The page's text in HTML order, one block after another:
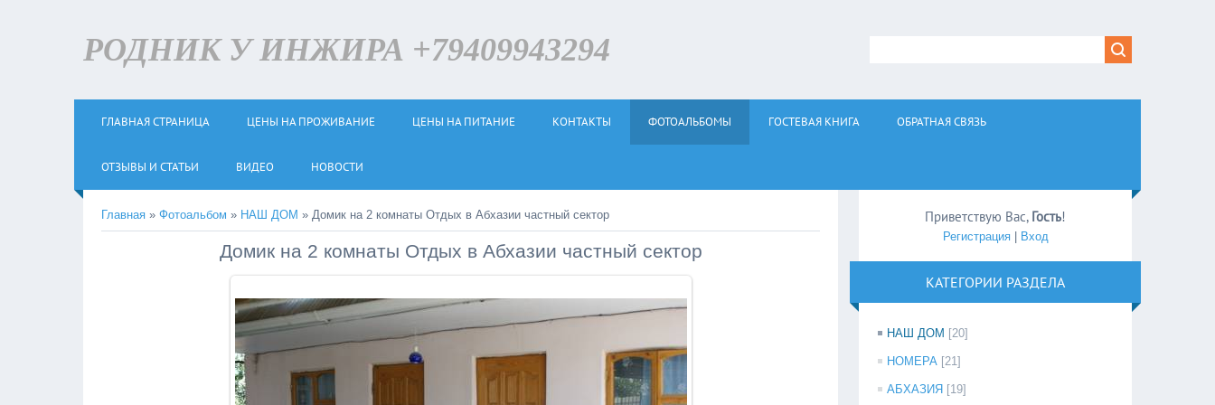
РОДНИК У ИНЖИРА +79409943294
ГЛАВНАЯ СТРАНИЦА ЦЕНЫ НА ПРОЖИВАНИЕ ЦЕНЫ НА ПИТАНИЕ КОНТАКТЫ ФОТОАЛЬБОМЫ ГОСТЕВАЯ КНИГА ОБРАТНАЯ СВЯЗЬ
ОТЗЫВЫ И СТАТЬИ ВИДЕО НОВОСТИ
Главная » Фотоальбом » НАШ ДОМ » Домик на 2 комнаты Отдых в Абхазии частный сектор
Домик на 2 комнаты Отдых в Абхазии частный сектор
Приветствую Вас, Гость!
Регистрация| Вход
КАТЕГОРИИ РАЗДЕЛА
НАШ ДОМ [20]
НОМЕРА [21]
АБХАЗИЯ [19]